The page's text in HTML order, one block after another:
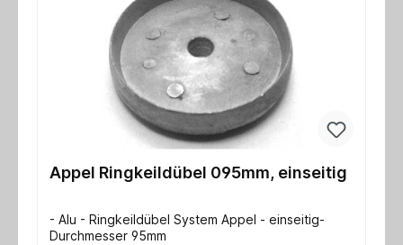
Appel Ringkeildübel 095mm, einseitig
- Alu - Ringkeildübel System Appel - einseitig-
Durchmesser 95mm